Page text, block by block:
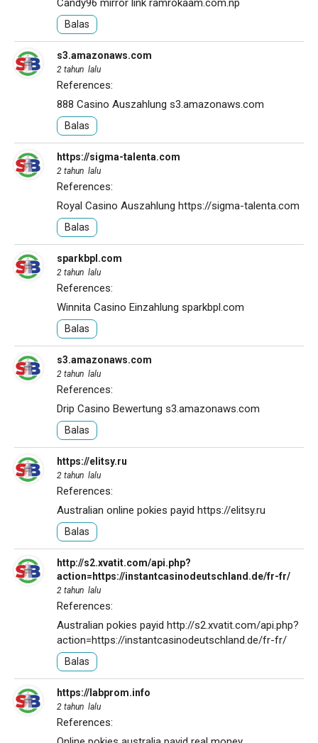
Candy96 mirror link ramrokaam.com.np
Balas
s3.amazonaws.com
2 tahun lalu
References:
888 Casino Auszahlung s3.amazonaws.com
Balas
https://sigma-talenta.com
2 tahun lalu
References:
Royal Casino Auszahlung https://sigma-talenta.com
Balas
sparkbpl.com
2 tahun lalu
References:
Winnita Casino Einzahlung sparkbpl.com
Balas
s3.amazonaws.com
2 tahun lalu
References:
Drip Casino Bewertung s3.amazonaws.com
Balas
https://elitsy.ru
2 tahun lalu
References:
Australian online pokies payid https://elitsy.ru
Balas
http://s2.xvatit.com/api.php?
action=https://instantcasinodeutschland.de/fr-fr/
2 tahun lalu
References:
Australian pokies payid http://s2.xvatit.com/api.php?
action=https://instantcasinodeutschland.de/fr-fr/
Balas
https://labprom.info
2 tahun lalu
References: